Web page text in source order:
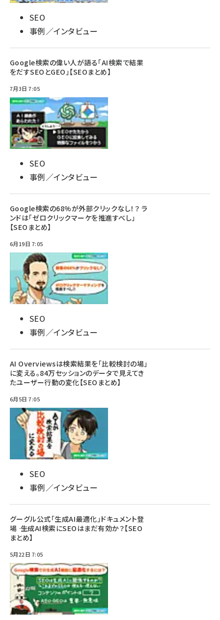
SEO
事例／インタビュー
Google検索の偉い人が語る「AI検索で結果
をだすSEOとGEO」【SEOまとめ】
7月3日 7:05
SEO
事例／インタビュー
Google検索の68%が外部クリックなし！？ ラ
ンドは「ゼロクリックマーケを推進すべし」
【SEOまとめ】
6月19日 7:05
SEO
事例／インタビュー
AI Overviewsは検索結果を「比較検討の場」
に変える。84万セッションのデータで見えてき
たユーザー行動の変化【SEOまとめ】
6月5日 7:05
SEO
事例／インタビュー
グーグル公式「生成AI最適化」ドキュメント登
場 ―― 生成AI検索にSEOはまだ有効か？【SEO
まとめ】
5月22日 7:05